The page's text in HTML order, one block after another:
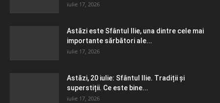
iulie 17, 2026
Astăzi este Sfântul Ilie, una dintre cele mai
importante sărbători ale...
iulie 17, 2026
Astăzi, 20 iulie: Sfântul Ilie. Tradiții și
superstiții. Ce este bine...
iulie 17, 2026